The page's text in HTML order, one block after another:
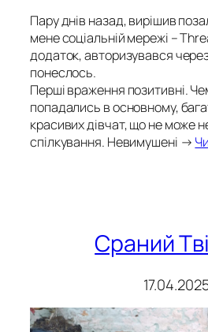
Пару днів назад, вирішив
мене соціальній мережі –
додаток, авторизувався через
понеслось.
Перші враження позитивні.
попадались в основному,
красивих дівчат, що не може
спілкування. Невимушені →
Сраний